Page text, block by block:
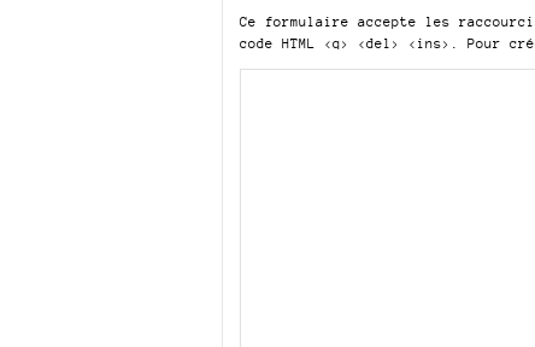
Ce formulaire accepte les
code HTML <q> <del> <ins> . Pour